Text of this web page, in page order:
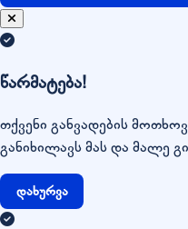
წარმატება!
თქვენი განვადების
განიხილავს მას და მალე
დახურვა